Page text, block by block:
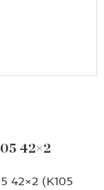
42×2
42×2 (K105